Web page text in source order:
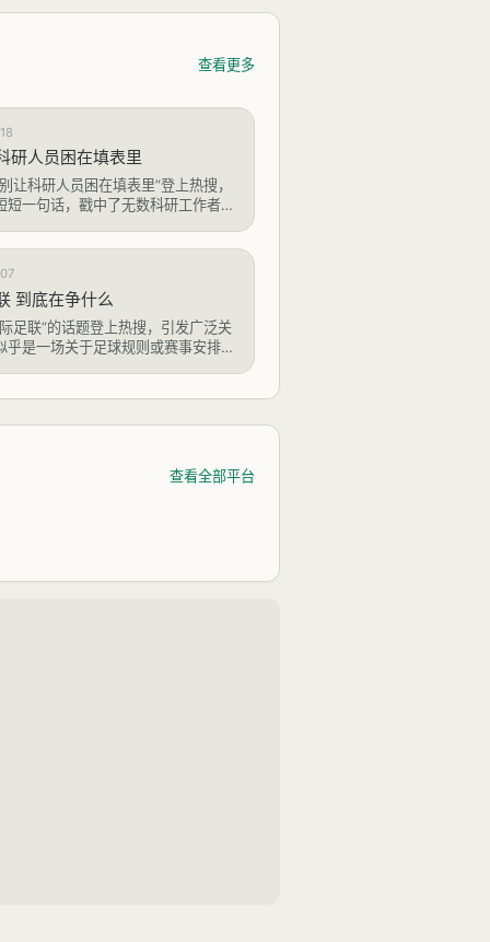
查看更多
研人员困在填表里
让科研人员困在填表里”登上热搜，
短一句话，戳中了无数科研工作者的
与流程中，沦为“表格填写工”。这一
员的宝贵时间和精力，
到底在争什么
足联”的话题登上热搜，引发广泛关
乎是一场关于足球规则或赛事安排的
尊严的必然之举。当中国足球正经历
区时，
查看全部平台